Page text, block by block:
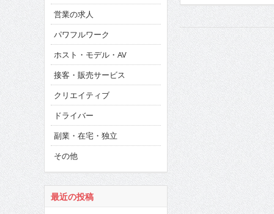
営業の求人
パワフルワーク
ホスト・モデル・AV
接客・販売サービス
クリエイティブ
ドライバー
副業・在宅・独立
その他
最近の投稿